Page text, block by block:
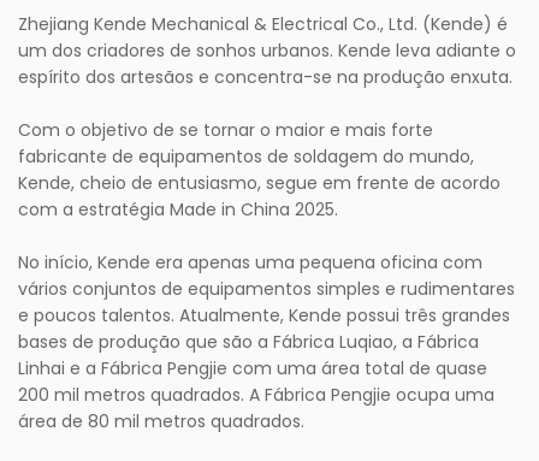
Zhejiang Kende Mechanical & Electrical Co., Ltd. (Kende) é
um dos criadores de sonhos urbanos. Kende leva adiante o
espírito dos artesãos e concentra-se na produção enxuta.
Com o objetivo de se tornar o maior e mais forte
fabricante de equipamentos de soldagem do mundo,
Kende, cheio de entusiasmo, segue em frente de acordo
com a estratégia Made in China 2025.
No início, Kende era apenas uma pequena oficina com
vários conjuntos de equipamentos simples e rudimentares
e poucos talentos. Atualmente, Kende possui três grandes
bases de produção que são a Fábrica Luqiao, a Fábrica
Linhai e a Fábrica Pengjie com uma área total de quase
200 mil metros quadrados. A Fábrica Pengjie ocupa uma
área de 80 mil metros quadrados.